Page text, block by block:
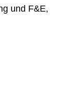
und F&E,